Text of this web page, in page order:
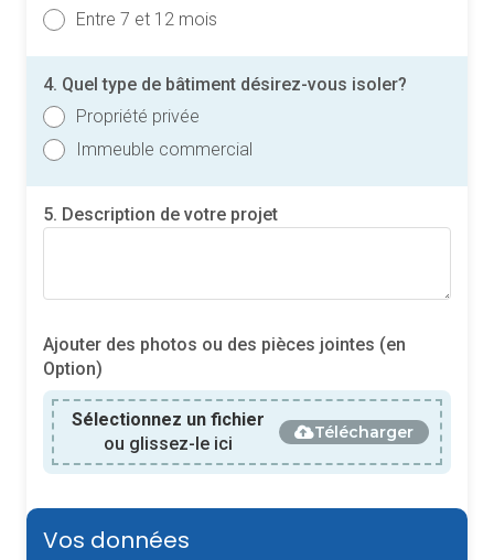
Entre 7 et 12 mois
4. Quel type de bâtiment désirez-vous isoler?
Propriété privée
Immeuble commercial
5. Description de votre projet
Ajouter des photos ou des pièces jointes (en
Option)
Sélectionnez un fichier
ou glissez-le ici
Télécharger
Vos données